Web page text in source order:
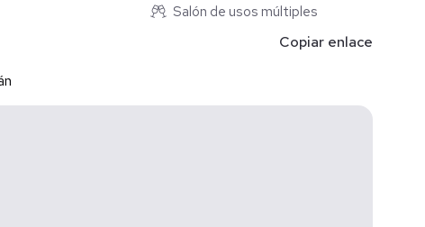
Salón de usos múltiples
Copiar enlace